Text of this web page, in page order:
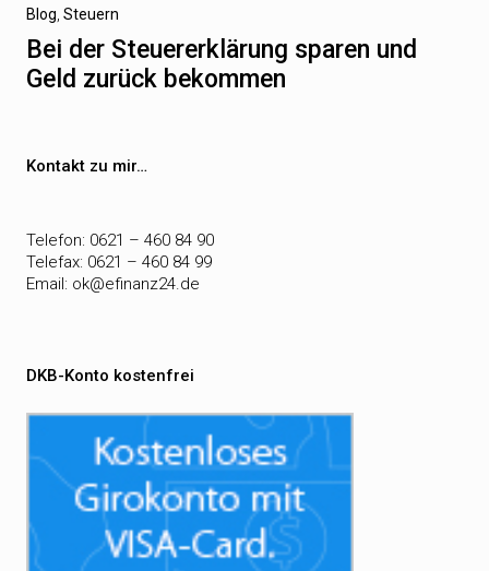
Nächster
Beitrag
Blog Steuern
Bei der Steuererklärung sparen und
Geld zurück bekommen
Kontakt zu mir…
Telefon: 0621 – 460 84 90
Telefax: 0621 – 460 84 99
Email: ok@efinanz24.de
DKB-Konto kostenfrei